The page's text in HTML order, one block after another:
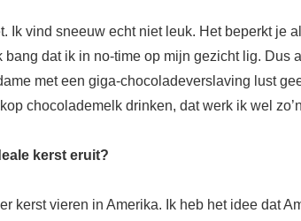
Ik vind sneeuw echt niet leuk. Het beperkt je
bang dat ik in no-time op mijn gezicht lig.
met een giga-chocoladeverslaving lust
chocolademelk drinken, dat werk ik wel
kerst eruit?
kerst vieren in Amerika. Ik heb het idee dat